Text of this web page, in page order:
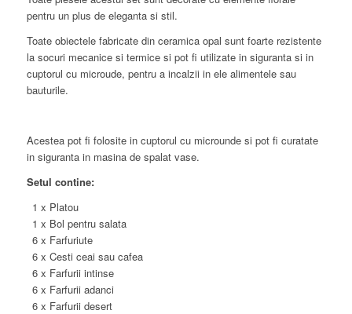
pentru un plus de eleganta si stil.
Toate obiectele fabricate din ceramica opal sunt foarte rezistente
la socuri mecanice si termice si pot fi utilizate in siguranta si in
cuptorul cu microude, pentru a incalzii in ele alimentele sau
bauturile.
Acestea pot fi folosite in cuptorul cu microunde si pot fi curatate
in siguranta in masina de spalat vase.
Setul contine:
1 x Platou
1 x Bol pentru salata
6 x Farfuriute
6 x Cesti ceai sau cafea
6 x Farfurii intinse
6 x Farfurii adanci
6 x Farfurii desert